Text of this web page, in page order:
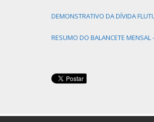
DEMONSTRATIVO DA DÍVIDA
RESUMO DO BALANCETE MENSAL